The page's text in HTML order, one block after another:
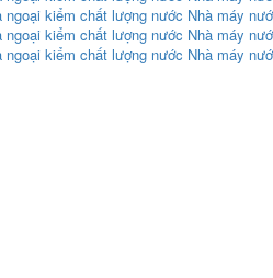
ngoại kiểm chất lượng nước Nhà máy
ngoại kiểm chất lượng nước Nhà máy
ngoại kiểm chất lượng nước Nhà máy